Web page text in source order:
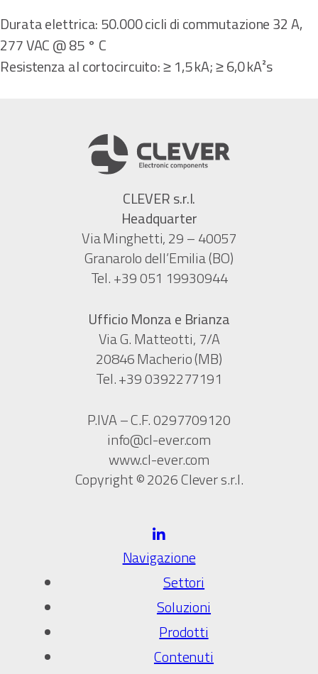
Durata elettrica: 50.000 cicli di commutazione 32 A,
277 VAC @ 85 ° C
Resistenza al cortocircuito: ≥ 1,5 kA; ≥ 6,0 kA²s
CLEVER s.r.l.
Headquarter
Via Minghetti, 29 – 40057
Granarolo dell’Emilia (BO)
Tel. +39 051 19930944
Ufficio Monza e Brianza
Via G. Matteotti, 7/A
20846 Macherio (MB)
Tel. +39 0392277191
P.IVA – C.F. 0297709120
info@cl-ever.com
www.cl-ever.com
Copyright © 2026 Clever s.r.l.
Navigazione
Settori
Soluzioni
Prodotti
Contenuti